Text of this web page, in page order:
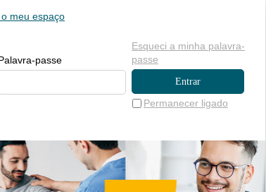
passe
Permanecer ligado
Esqueci a minha palavra-
passe
meu espaço